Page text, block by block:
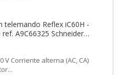
Reflex iC60H -
A9C66325 Schneider